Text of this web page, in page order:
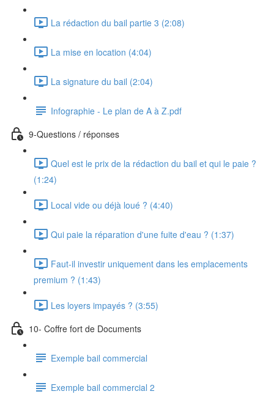
La rédaction du bail partie 3 (2:08)
La mise en location (4:04)
La signature du bail (2:04)
Infographie - Le plan de A à Z.pdf
9-Questions / réponses
Quel est le prix de la rédaction du bail et qui le paie ?
(1:24)
Local vide ou déjà loué ? (4:40)
Qui paie la réparation d'une fuite d'eau ? (1:37)
Faut-il investir uniquement dans les emplacements
premium ? (1:43)
Les loyers impayés ? (3:55)
10- Coffre fort de Documents
Exemple bail commercial
Exemple bail commercial 2